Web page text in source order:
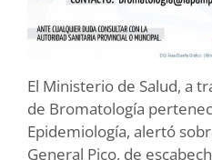
El Ministerio de Salud, a
de Bromatología
Epidemiología, alertó
General Pico, de